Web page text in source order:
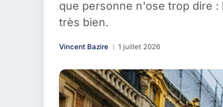
que personne n'ose trop dire
très bien.
Vincent Bazire 1 juillet 2026